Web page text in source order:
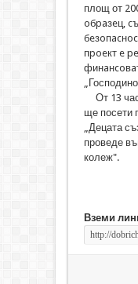
площ от
oбpaзeц,
пpoeкт e
От 13
ще посети
„Децата
проведе
колеж".
Вземи